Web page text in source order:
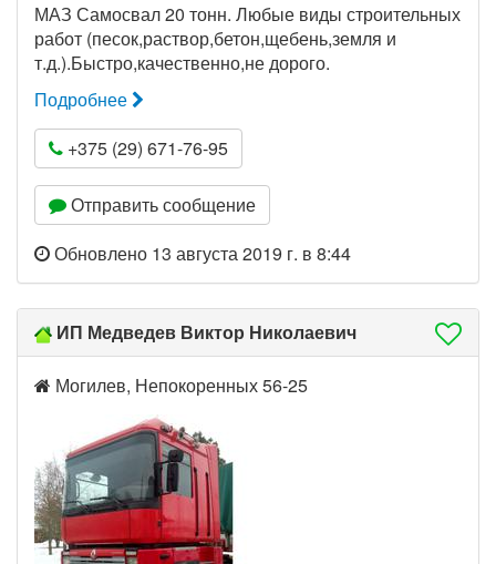
МАЗ Самосвал 20 тонн. Любые виды строительных
работ (песок,раствор,бетон,щебень,земля и
т.д.).Быстро,качественно,не дорого.
Подробнее
+375 (29) 671-76-95
Отправить сообщение
Обновлено 13 августа 2019 г. в 8:44
ИП Медведев Виктор Николаевич
Могилев, Непокоренных 56-25